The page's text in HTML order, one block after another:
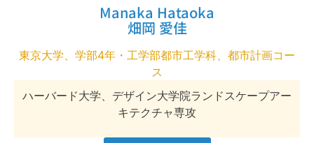
Manaka Hataoka
畑岡 愛佳
東京大学、学部4年・工学部都市工学科、都市計画コー
ス
ハーバード大学、デザイン大学院ランドスケープアー
キテクチャ専攻